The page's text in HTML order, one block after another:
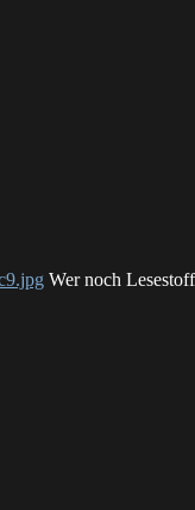
Wer noch